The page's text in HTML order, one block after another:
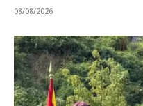
08/08/2026